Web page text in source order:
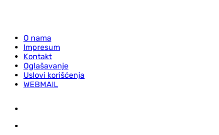
O nama
Impresum
Kontakt
Oglašavanje
Uslovi korišćenja
WEBMAIL